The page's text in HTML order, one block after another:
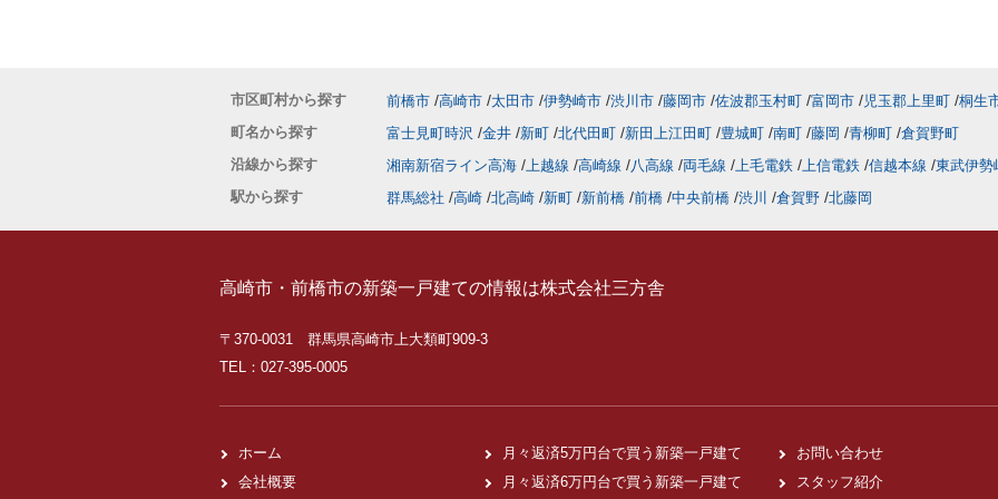
市区町村から探す 前橋市 高崎市 太田市 伊勢崎市 渋川市 藤岡市 佐波郡玉村町 富岡市 児玉郡上里町 桐生
町名から探す
富士見町時沢 金井 新町 北代田町 新田上江田町 豊城町 南町 藤岡 青柳町 倉賀野町
沿線から探す
湘南新宿ライン高海 上越線 高崎線 八高線 両毛線 上毛電鉄 上信電鉄 信越本線 東武伊
駅から探す
群馬総社 高崎 北高崎 新町 新前橋 前橋 中央前橋 渋川 倉賀野 北藤岡
高崎市・前橋市の新築一戸建ての情報は株式会社三方舎
〒370-0031 群馬県高崎市上大類町909-3
TEL：027-395-0005
ホーム
会社概要
月々返済5万円台で買う新築一戸建て
月々返済6万円台で買う新築一戸建て
お問い合わせ
スタッフ紹介